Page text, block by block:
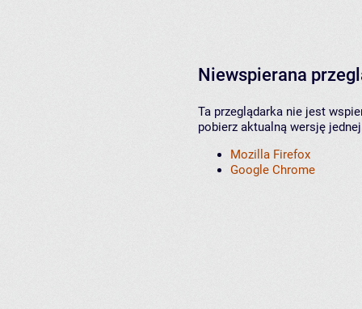
Niewspierana
Ta przeglądarka nie jest
pobierz aktualną wersję
Mozilla Firefox
Google Chrome